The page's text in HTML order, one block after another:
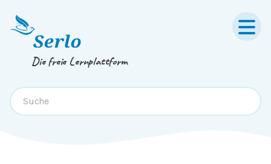
Springe zum
Die freie Lernplattform